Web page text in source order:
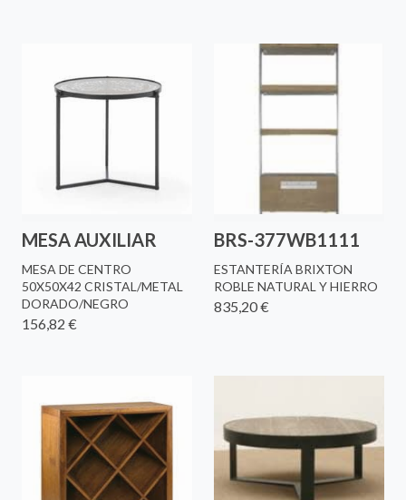
MESA AUXILIAR
MESA DE CENTRO
50X50X42 CRISTAL/METAL
DORADO/NEGRO
156,82 €
BRS-377WB1111
ESTANTERÍA BRIXTON
ROBLE NATURAL Y HIERRO
835,20 €